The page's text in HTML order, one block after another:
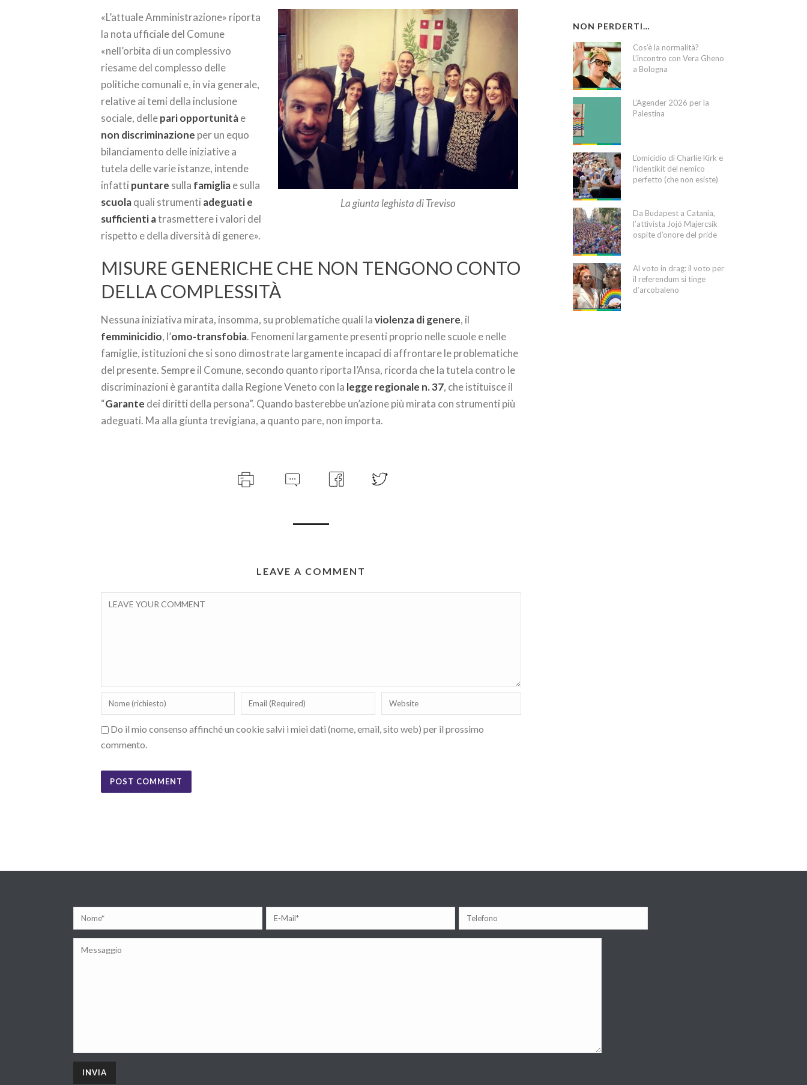
La giunta leghista di Treviso
«L’attuale Amministrazione» riporta
la nota ufficiale del Comune
«nell’orbita di un complessivo
riesame del complesso delle
politiche comunali e, in via generale,
relative ai temi della inclusione
sociale, dellepari opportunitàe
non discriminazione per un equo
bilanciamento delle iniziative a
tutela delle varie istanze, intende
infatti puntare sulla famigliae sulla
scuolaquali strumenti adeguati e
sufficienti atrasmettere i valori del
rispetto e della diversità di genere».
MISURE GENERICHE CHE NON TENGONO CONTO
DELLA COMPLESSITÀ
Nessuna iniziativa mirata, insomma, su problematiche quali laviolenza di genere, il
femminicidio, l’omo-transfobia. Fenomeni largamente presenti proprio nelle scuole e nelle
famiglie, istituzioni che si sono dimostrate largamente incapaci di affrontare le problematiche
del presente. Sempre il Comune, secondo quanto riporta l’Ansa, ricorda che la tutela contro le
discriminazioni è garantita dalla Regione Veneto con la legge regionale n. 37, che istituisce il
“Garante dei diritti della persona”. Quando basterebbe un’azione più mirata con strumenti più
adeguati. Ma alla giunta trevigiana, a quanto pare, non importa.
LEAVE A COMMENT
Do il mio consenso affinché un cookie salvi i miei dati (nome, email, sito web) per il prossimo
commento.
NON PERDERTI…
Cos’è la normalità?
L’incontro con Vera Gheno
a Bologna
L’Agender 2026 per la
Palestina
L’omicidio di Charlie Kirk e
l’identikit del nemico
perfetto (che non esiste)
Da Budapest a Catania,
l’attivista Jojó Majercsik
ospite d’onore del pride
Al voto in drag: il voto per
il referendum si tinge
d’arcobaleno